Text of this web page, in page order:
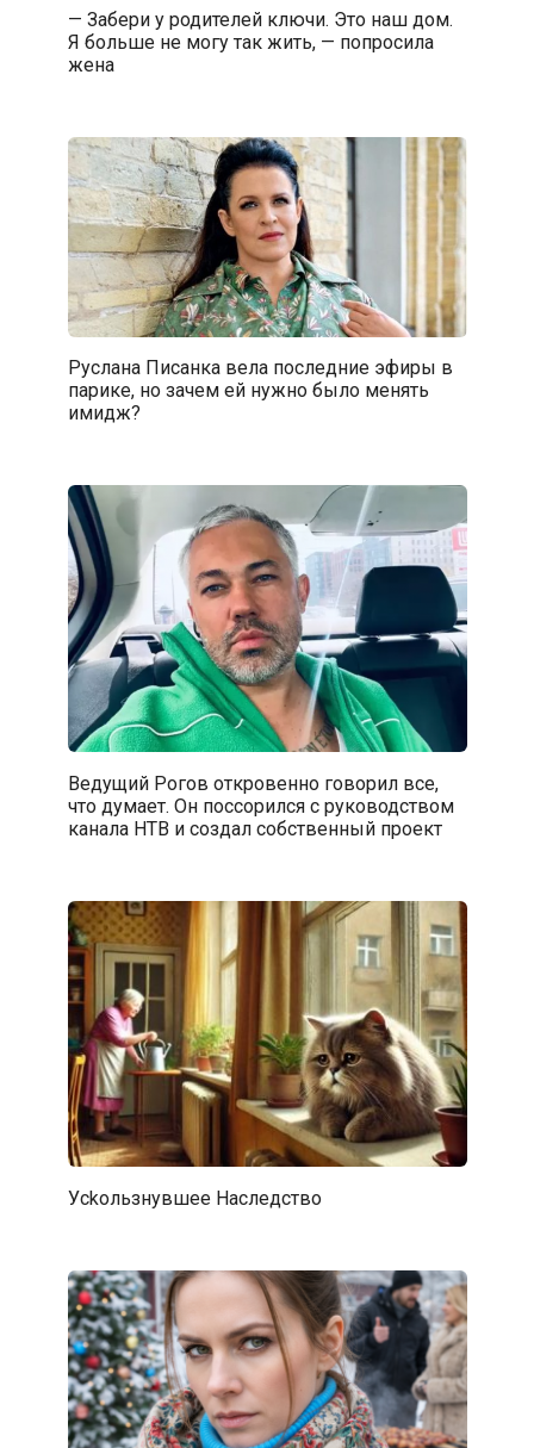
— Забери у родителей ключи. Это наш дом.
Я больше не могу так жить, — попросила
жена
Руслана Писанка вела последние эфиры в
парике, но зачем ей нужно было менять
имидж?
Ведущий Рогов откровенно говорил все,
что думает. Он поссорился с руководством
канала НТВ и создал собственный проект
Уckoльзнувшee Hacледствo